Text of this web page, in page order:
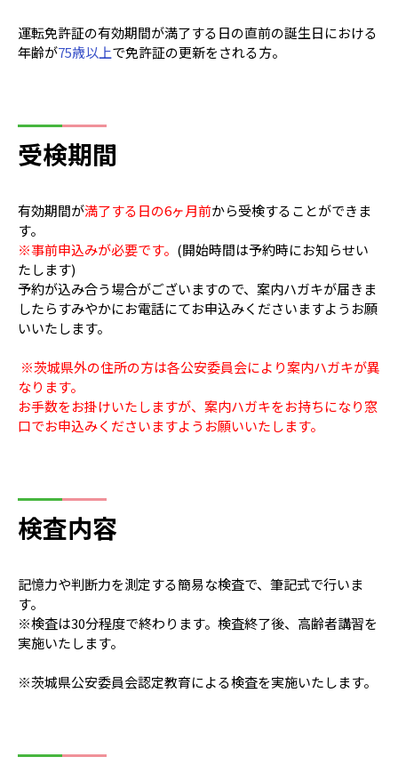
運転免許証の有効期間が満了する日の直前の誕生日における
年齢が75歳以上で免許証の更新をされる方。
受検期間
有効期間が満了する日の6ヶ月前から受検することができま
す。
※事前申込みが必要です。 (開始時間は予約時にお知らせい
たします)
予約が込み合う場合がございますので、案内ハガキが届きま
したらすみやかにお電話にてお申込みくださいますようお願
いいたします。
※茨城県外の住所の方は各公安委員会により案内ハガキが異
なります。
お手数をお掛けいたしますが、案内ハガキをお持ちになり窓
口でお申込みくださいますようお願いいたします。
検査内容
記憶力や判断力を測定する簡易な検査で、筆記式で行いま
す。
※検査は30分程度で終わります。検査終了後、高齢者講習を
実施いたします。
※茨城県公安委員会認定教育による検査を実施いたします。